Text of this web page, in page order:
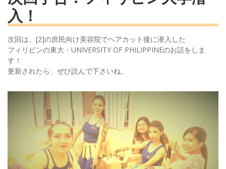
入！
次回は、[2]の庶民向け美容院でヘアカット後に潜入した
フィリピンの東大・UNIVERSITY OF PHILIPPINEのお話をしま
す！
更新されたら、ぜひ読んで下さいね。